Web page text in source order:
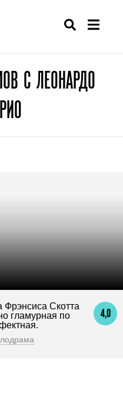
С ЛЕОНАРДО
4,0
Фрэнсиса Скотта
гламурная по